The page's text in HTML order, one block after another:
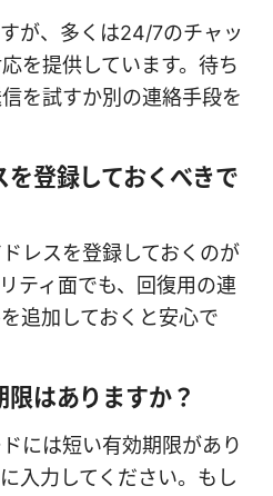
が、多くは24/7のチャッ
を提供しています。待ち
を試すか別の連絡手段を
を登録しておくべきで
レスを登録しておくのが
ティ面でも、回復用の連
追加しておくと安心で
はありますか？
には短い有効期限があり
入力してください。もし